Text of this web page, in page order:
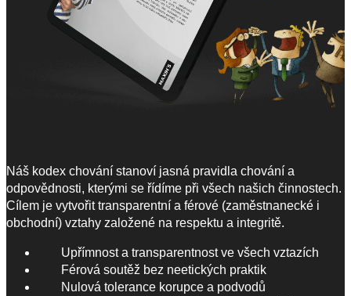
Náš kodex chování stanoví jasná pravidla chování a
odpovědnosti, kterými se řídíme při všech našich činnostech.
Cílem je vytvořit transparentní a férové (zaměstnanecké i
obchodní) vztahy založené na respektu a integritě.
Upřímnost a transparentnost ve všech vztazích
Férová soutěž bez neetických praktik
Nulová tolerance korupce a podvodů